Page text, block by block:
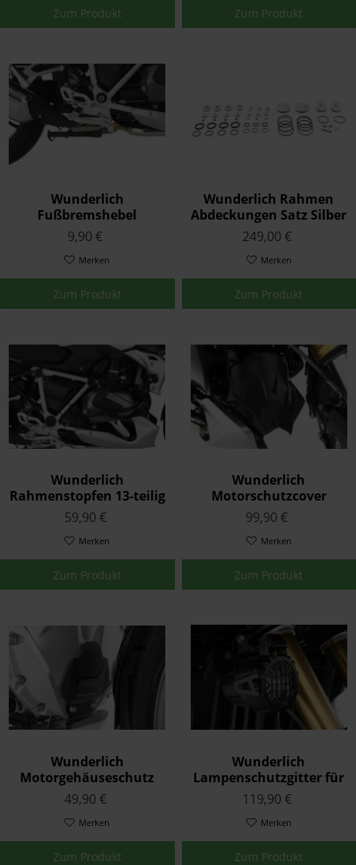
Zum Produkt Zum Produkt
Wunderlich
Fußbremshebel
Tieferlegung Silber
K53/54
9,90 €
Merken
Zum Produkt
Wunderlich Rahmen
Abdeckungen Satz Silber
K53/54
249,00 €
Merken
Zum Produkt
Wunderlich
Rahmenstopfen 13-teilig
Satz Schwarz K50/51
59,90 €
Merken
Zum Produkt
Wunderlich
Motorschutzcover
Extreme Schwarz R-
Modelle
99,90 €
Merken
Zum Produkt
Wunderlich
Motorgehäuseschutz
Schwarz
K50/51/52/53/54
49,90 €
Merken
Zum Produkt
Wunderlich
Lampenschutzgitter für
original LED
Zusatzscheinwerfer
Nano Schwarz
119,90 €
Merken
Zum Produkt